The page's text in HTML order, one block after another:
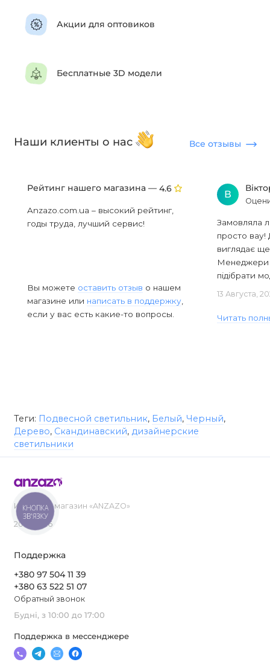
Акции для оптовиков
Бесплатные 3D модели
Наши клиенты о нас Все отзывы
Рейтинг нашего магазина — 4.6
Anzazo.com.ua – высокий рейтинг,
годы труда, лучший сервис!
Вы можете оставить отзыв о нашем
магазине или написать в поддержку
если у вас есть какие-то вопросы.
В
Замовляла
просто вау!
виглядає
Менеджери
підібрати
13 Августа,
Читать
Теги: Подвесной светильник, Белый, Черный,
Дерево, Скандинавский, дизайнерские
светильники
Интернет-магазин «ANZAZO»
2019-2026
Поддержка
+380 97 504 11 39
+380 63 522 51 07
Обратный звонок
Будні, з 10:00 до 17:00
Поддержка в мессенджере
КНОПКА
ЗВ'ЯЗКУ